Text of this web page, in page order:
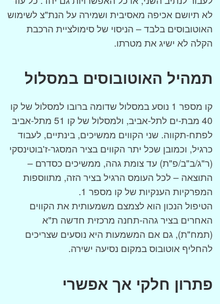
לא תיושם אכיפה מאסיבית ושמירה על הנת"צ לשימוש
האוטובוסים בלבד – הניסוי של סימולציית הרכבת
הקלה לא ישיג את מטרתו.
תמהיל האוטובוסים במסלול
קו מספר 1 נוסע במסלול שדומה ברובו למסלול של קו
40 מבת-ים לתל-אביב, ולמסלול של קו 51 מתל-אביב
לפתח-תקווה. שני הקווים ממשיכים, בינתיים, לעבוד
כרגיל, וכמובן שכל יתר הקווים בציר המסגר-ז'בוטינסקי
(ר"ג/ב"ב/פ"ת) עד צומת גהה, ממשיכים כסדרם –
התוצאה – לכל העומס הרגיל בציר הזה, מתווספות
המפרקיות הענקיות של קו מספר 1.
הטיפול הנכון הוא לצמצם משמעותית את הקווים
האחרים בציר גהה-תחנה מרכזית חדשה ת"א
(תמח"ת), גם אם המשמעות היא נוסעים שצריכים
להחליף אוטובוס במקום נסיעה ישירה.
פתרון חלקי אך אפשרי